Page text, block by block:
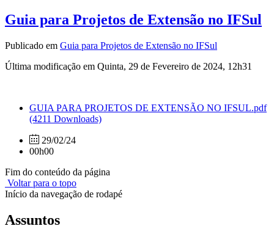
Guia para Projetos de Extensão no IFSul
Publicado em Guia para Projetos de Extensão no IFSul
Última modificação em Quinta, 29 de Fevereiro de 2024, 12h31
GUIA PARA PROJETOS DE EXTENSÃO NO IFSUL.pdf
(4211 Downloads)
29/02/24
00h00
Fim do conteúdo da página
Voltar para o topo
Início da navegação de rodapé
Assuntos